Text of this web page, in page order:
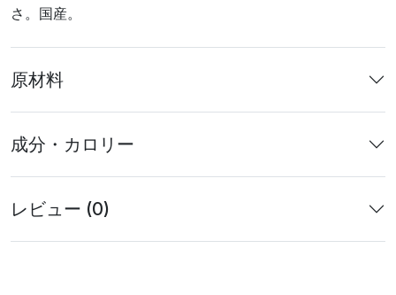
さ。国産。
原材料
成分・カロリー
レビュー (0)